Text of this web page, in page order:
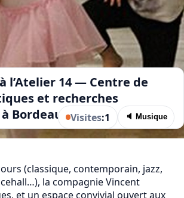
l’Atelier 14 — Centre de
et recherches
Bordeaux.Visites:1 🔈 Musique
(classique, contemporain, jazz,
la compagnie Vincent
et un espace convivial ouvert aux